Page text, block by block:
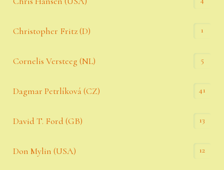
Christopher Fritz (D) 1
Cornelis Versteeg (NL) 5
Dagmar Petrlíková (CZ) 41
David T. Ford (GB) 13
Don Mylin (USA) 12